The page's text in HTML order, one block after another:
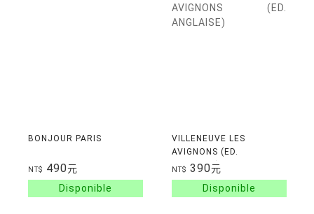
BONJOUR PARIS
NT$ 490元
VILLENEUVE LES
AVIGNONS (ED.
ANGLAISE)
NT$ 390元